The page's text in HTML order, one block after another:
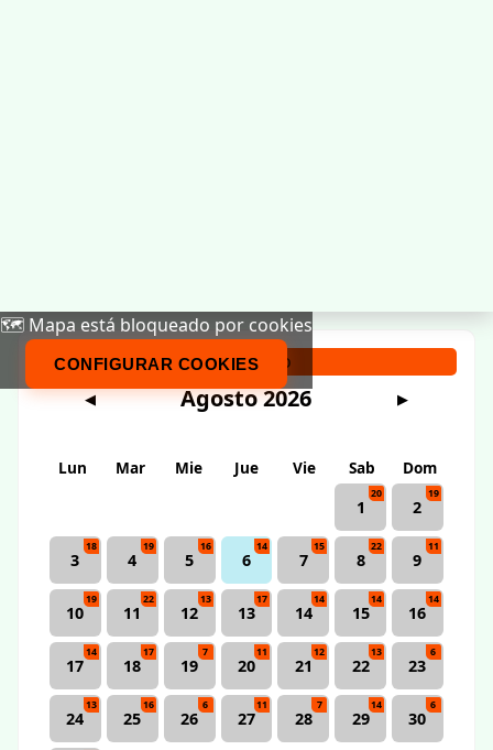
🗺️ Mapa está bloqueado por cookies
CONFIGURAR COOKIES
Calendario
◀ Agosto 2026 ▶
Lun Mar Mie Jue Vie Sab
Dom
1
20
2
19
3
18
4
19
5
16
6
14
7
15
8
22
9
11
10
19
11
22
12
13
13
17
14
14
15
14
16
14
17
14
18
17
19
7
20
11
21
12
22
13
23
6
24
13
25
16
26
6
27
11
28
7
29
14
30
6